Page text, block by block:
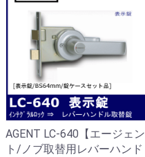
AGENT LC-640【エージェン
ト/ノブ取替用レバーハンド